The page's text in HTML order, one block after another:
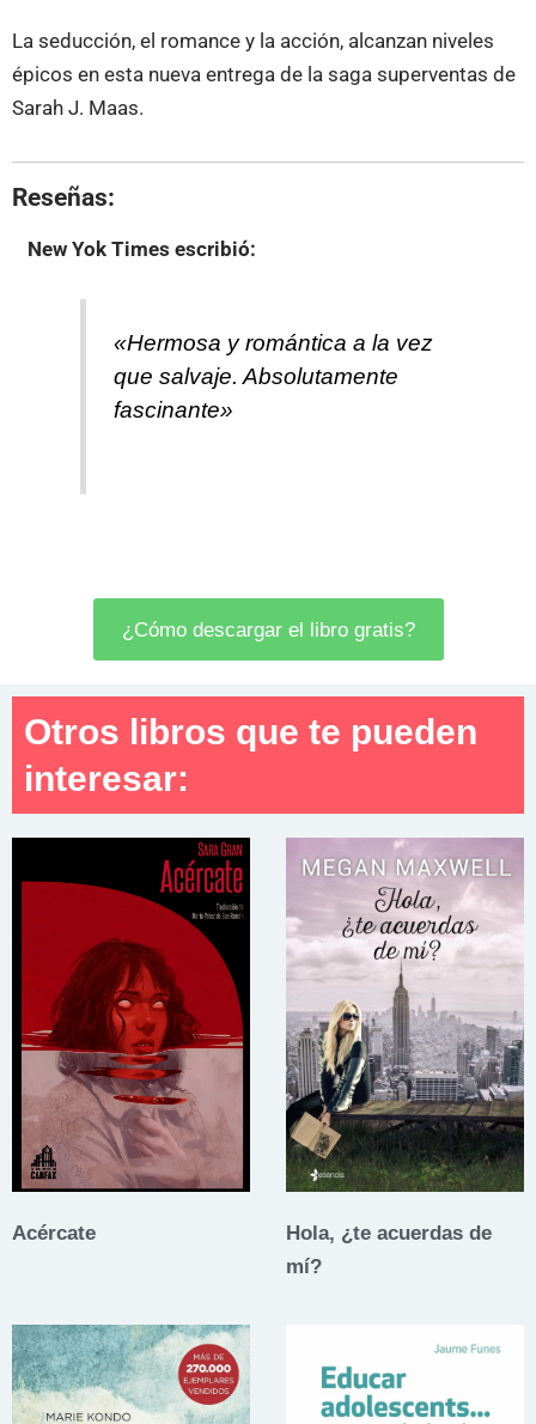
La seducción, el romance y la acción, alcanzan niveles
épicos en esta nueva entrega de la saga superventas de
Sarah J. Maas.
Reseñas:
New Yok Times escribió:
«Hermosa y romántica a la vez
que salvaje. Absolutamente
fascinante»
¿Cómo descargar el libro gratis?
Otros libros que te pueden
interesar:
Acércate
Hola, ¿te acuerdas de
mí?